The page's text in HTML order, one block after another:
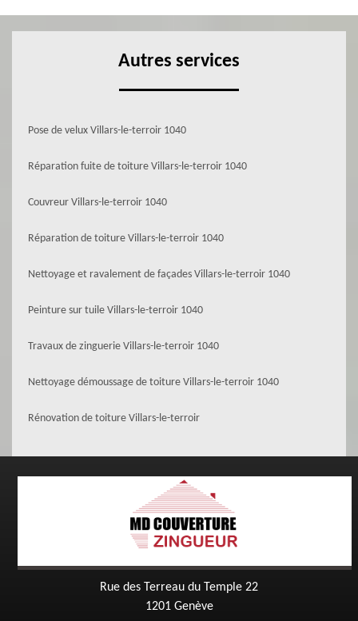
Autres services
Pose de velux Villars-le-terroir 1040
Réparation fuite de toiture Villars-le-terroir 1040
Couvreur Villars-le-terroir 1040
Réparation de toiture Villars-le-terroir 1040
Nettoyage et ravalement de façades Villars-le-terroir 1040
Peinture sur tuile Villars-le-terroir 1040
Travaux de zinguerie Villars-le-terroir 1040
Nettoyage démoussage de toiture Villars-le-terroir 1040
Rénovation de toiture Villars-le-terroir
Rue des Terreau du Temple 22
1201 Genève